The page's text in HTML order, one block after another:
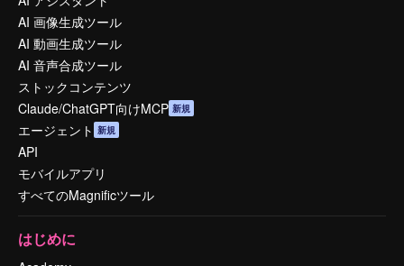
AI 画像生成ツール
AI 動画生成ツール
AI 音声合成ツール
ストックコンテンツ
Claude/ChatGPT向けMCP 新規
エージェント 新規
API
モバイルアプリ
すべてのMagnificツール
はじめに